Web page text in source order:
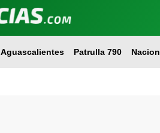
Aguascalientes Patrulla 790